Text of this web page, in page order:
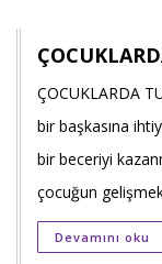
ÇOCUKLARDA
bir başkasına
bir beceriyi
çocuğun
Devamını oku